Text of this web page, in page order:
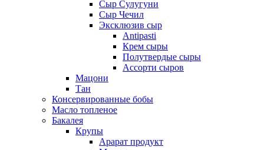
Сыр Сулугуни
Сыр Чечил
Эксклюзив сыр
Antipasti
Крем сыры
Полутвердые сыры
Ассорти сыров
Мацони
Тан
Консервированные бобы
Масло топленое
Бакалея
Крупы
Арарат продукт